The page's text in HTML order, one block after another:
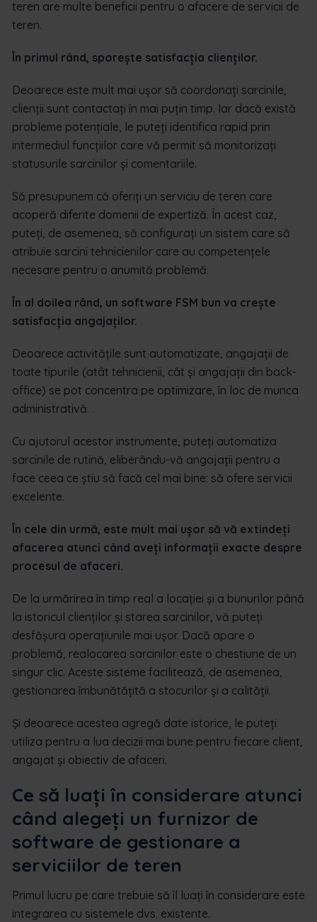
teren are multe beneficii pentru o afacere de servicii de
teren.
În primul rând, sporește satisfacția clienților.
Deoarece este mult mai ușor să coordonați sarcinile,
clienții sunt contactați în mai puțin timp. Iar dacă există
probleme potențiale, le puteți identifica rapid prin
intermediul funcțiilor care vă permit să monitorizați
statusurile sarcinilor și comentariile.
Să presupunem că oferiți un serviciu de teren care
acoperă diferite domenii de expertiză. În acest caz,
puteți, de asemenea, să configurați un sistem care să
atribuie sarcini tehnicienilor care au competențele
necesare pentru o anumită problemă.
În al doilea rând, un software FSM bun va crește
satisfacția angajaților.
Deoarece activitățile sunt automatizate, angajații de
toate tipurile (atât tehnicienii, cât și angajații din back-
office) se pot concentra pe optimizare, în loc de munca
administrativă.
Cu ajutorul acestor instrumente, puteți automatiza
sarcinile de rutină, eliberându-vă angajații pentru a
face ceea ce știu să facă cel mai bine: să ofere servicii
excelente.
În cele din urmă, este mult mai ușor să vă extindeți
afacerea atunci când aveți informații exacte despre
procesul de afaceri.
De la urmărirea în timp real a locației și a bunurilor până
la istoricul clienților și starea sarcinilor, vă puteți
desfășura operațiunile mai ușor. Dacă apare o
problemă, realocarea sarcinilor este o chestiune de un
singur clic. Aceste sisteme facilitează, de asemenea,
gestionarea îmbunătățită a stocurilor și a calității.
Și deoarece acestea agregă date istorice, le puteți
utiliza pentru a lua decizii mai bune pentru fiecare client,
angajat și obiectiv de afaceri.
Ce să luați în considerare atunci
când alegeți un furnizor de
software de gestionare a
serviciilor de teren
Primul lucru pe care trebuie să îl luați în considerare este
integrarea cu sistemele dvs. existente.